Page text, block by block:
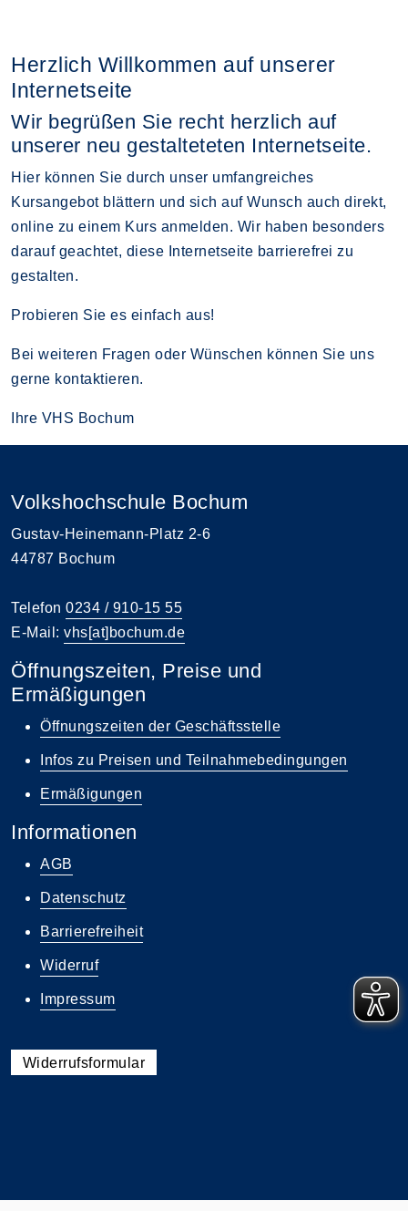
Herzlich Willkommen auf unserer
Internetseite
Wir begrüßen Sie recht herzlich auf
unserer neu gestalteteten Internetseite.
Hier können Sie durch unser umfangreiches
Kursangebot blättern und sich auf Wunsch auch direkt,
online zu einem Kurs anmelden. Wir haben besonders
darauf geachtet, diese Internetseite barrierefrei zu
gestalten.
Probieren Sie es einfach aus!
Bei weiteren Fragen oder Wünschen können Sie uns
gerne kontaktieren.
Ihre VHS Bochum
Volkshochschule Bochum
Gustav-Heinemann-Platz 2-6
44787 Bochum
Telefon 0234 / 910-15 55
E-Mail: vhs[at]bochum.de
Öffnungszeiten, Preise und
Ermäßigungen
Öffnungszeiten der Geschäftsstelle
Infos zu Preisen und Teilnahmebedingungen
Ermäßigungen
Informationen
AGB
Datenschutz
Barrierefreiheit
Widerruf
Impressum
Widerrufsformular